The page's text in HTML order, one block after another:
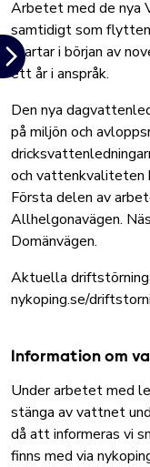
Arbetet med de nya
samtidigt som
startar i början av
ett år i anspråk.
Den nya
på miljön och
och vattenkvaliteten
Första delen av
Allhelgonavägen.
Domänvägen.
Aktuella
nykoping.se/
Information om
Under arbetet med
stänga av vattnet
då att informeras vi
finns med via